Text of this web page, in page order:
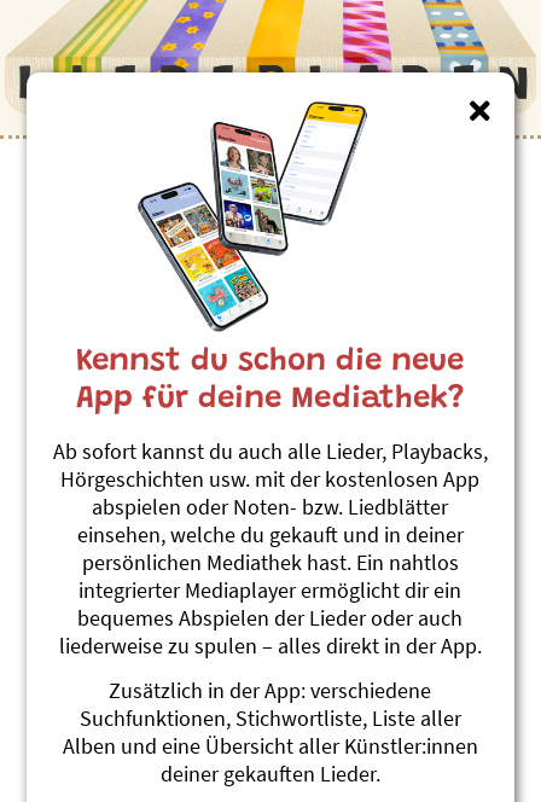
Roland Schwab
Der Multiinstrumentalist Roland Schwab war von
Kennst du schon die neue
App für deine Mediathek?
Ab sofort kannst du auch alle Lieder, Playbacks,
Hörgeschichten usw. mit der kostenlosen App
abspielen oder Noten- bzw. Liedblätter
einsehen, welche du gekauft und in deiner
persönlichen Mediathek hast. Ein nahtlos
integrierter Mediaplayer ermöglicht dir ein
bequemes Abspielen der Lieder oder auch
liederweise zu spulen – alles direkt in der App.
Zusätzlich in der App: verschiedene
Suchfunktionen, Stichwortliste, Liste aller
Alben und eine Übersicht aller Künstler:innen
deiner gekauften Lieder.